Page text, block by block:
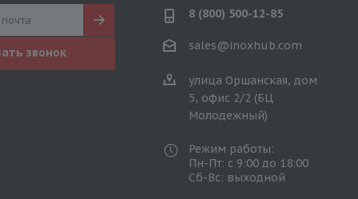
звонок
8 (800) 500-12-85
sales@inoxhub.com
улица Оршанская, дом
5, офис 2/2 (БЦ
Молодежный)
Режим работы:
Пн-Пт: с 9:00 до 18:00
Сб-Вс: выходной